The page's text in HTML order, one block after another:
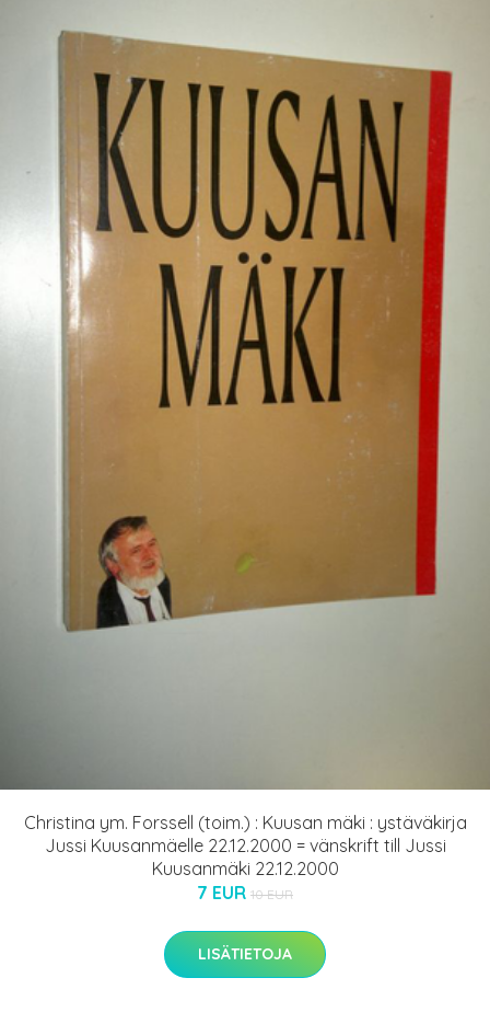
Christina ym. Forssell (toim.) : Kuusan mäki : ystäväkirja
Jussi Kuusanmäelle 22.12.2000 = vänskrift till Jussi
Kuusanmäki 22.12.2000
7 EUR 10 EUR
LISÄTIETOJA